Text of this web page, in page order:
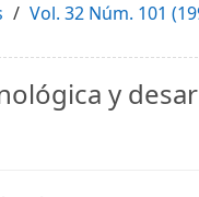
Vol. 32 Núm. 101
y